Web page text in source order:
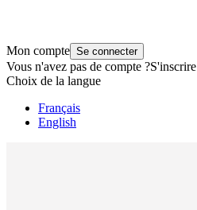
Mon compte Se connecter
Vous n'avez pas de compte ?S'inscrire
Choix de la langue
Français
English